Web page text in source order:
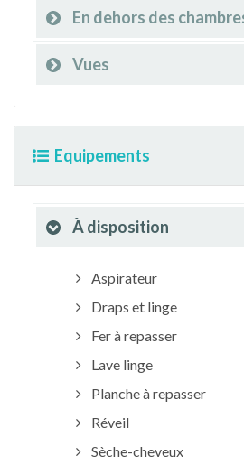
En dehors des
Vues
Equipements
À disposition
Aspirateur
Draps et linge
Fer à repasser
Lave linge
Planche à repasser
Réveil
Sèche-cheveux